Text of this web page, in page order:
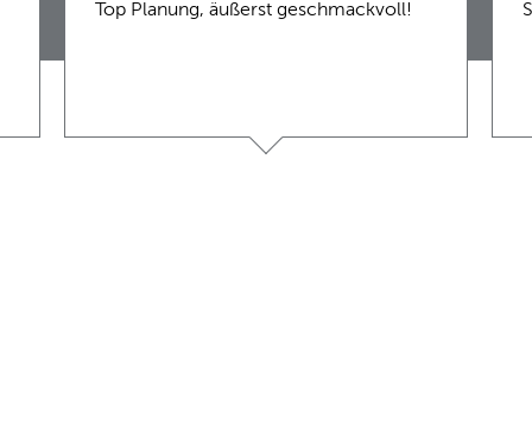
Top Planung, äußerst geschmackvoll!